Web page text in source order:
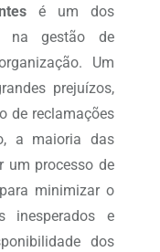
é um dos
na gestão de
Um
prejuízos,
de reclamações
a maioria das
um processo de
para minimizar o
inesperados e
dos